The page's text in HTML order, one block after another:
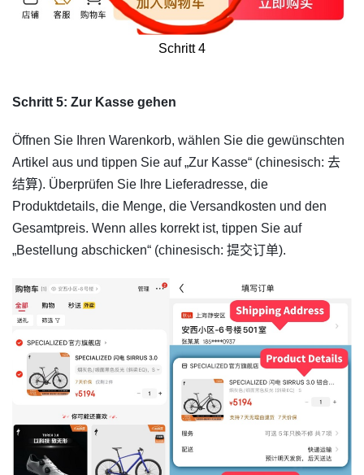
Schritt 4
​Schritt 5: Zur Kasse gehen
Öffnen Sie Ihren Warenkorb, wählen Sie die gewünschten
Artikel aus und tippen Sie auf „Zur Kasse“ (chinesisch: 去
结算). Überprüfen Sie Ihre Lieferadresse, die
Produktdetails, die Menge, die Versandkosten und den
Gesamtpreis. Wenn alles korrekt ist, tippen Sie auf
„Bestellung abschicken“ (chinesisch: 提交订单).